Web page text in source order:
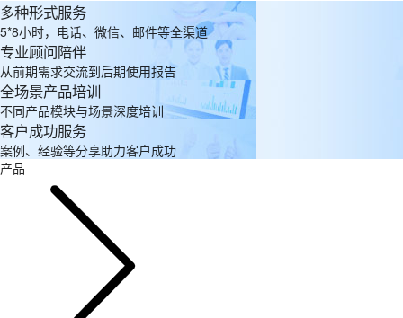
多种形式服务
5*8小时，电话、微信、邮件等全渠道
专业顾问陪伴
从前期需求交流到后期使用报告
全场景产品培训
不同产品模块与场景深度培训
客户成功服务
案例、经验等分享助力客户成功
产品